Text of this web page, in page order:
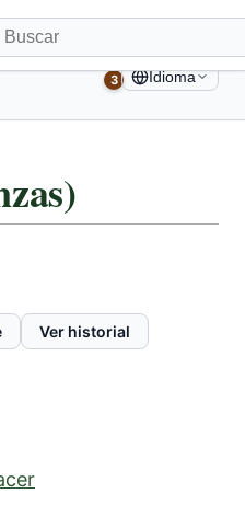
3 Idioma
Ver historial